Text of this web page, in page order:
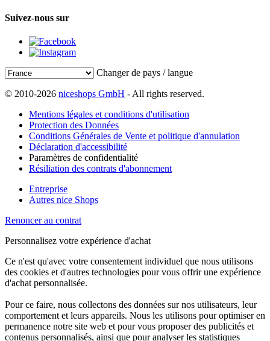
Suivez-nous sur
Changer de pays / langue
© 2010-2026 niceshops GmbH - All rights reserved.
Mentions légales et conditions d'utilisation
Protection des Données
Conditions Générales de Vente et politique d'annulation
Déclaration d'accessibilité
Paramètres de confidentialité
Résiliation des contrats d'abonnement
Entreprise
Autres nice Shops
Renoncer au contrat
Personnalisez votre expérience d'achat
Ce n'est qu'avec votre consentement individuel que nous utilisons
des cookies et d'autres technologies pour vous offrir une expérience
d'achat personnalisée.
Pour ce faire, nous collectons des données sur nos utilisateurs, leur
comportement et leurs appareils. Nous les utilisons pour optimiser en
permanence notre site web et pour vous proposer des publicités et
contenus personnalisés, ainsi que pour analyser les statistiques